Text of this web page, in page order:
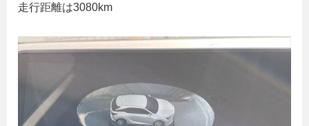
走行距離は3080km